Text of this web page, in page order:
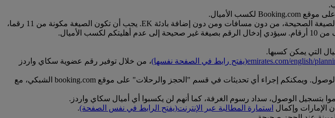
للتأهل للحصول على الأميال، يجب إدخال رقم عضويتكم في سكاي واردز طيران الإمارات بالصيغة الصحيحة، من دون مسافات ومن دون إضافة بادئة EK. يجب أن تكون الصيغة مكونة من 11 رقما،
التي يمكن كسبها.
emirates.com/english/(يفتح رابط في الصفحة نفسها)، من خلال توفير رقم عضوية سكاي واردز
إذا لم تتمكنوا من إضافة رقم عضويتكم في وقت الحجز، يمكنكم تحديث الحجز قبل تسجيل الوصول. ويمكنكم إجراء أي تحديثات في قسم "الحجز والرحلات" على موقع booking.com الشبكي، مع
بتسجيل الوصول، سداد رسوم الغرفة، كما أنهم لن يكسبوا أي أميال سكاي واردز.
وإكمال استمارة المطالبة عبر الإنترنت(يفتح الرابط في نفس الصفحة).